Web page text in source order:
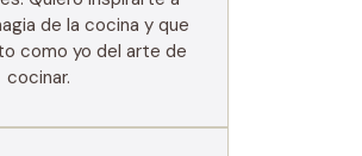
de la cocina y que
como yo del arte de
cocinar.